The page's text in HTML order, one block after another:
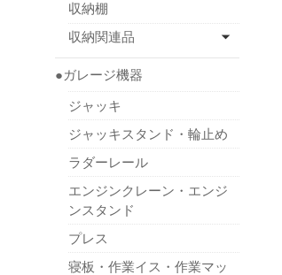
収納棚
収納関連品
●ガレージ機器
ジャッキ
ジャッキスタンド・輪止め
ラダーレール
エンジンクレーン・エンジ
ンスタンド
プレス
寝板・作業イス・作業マッ